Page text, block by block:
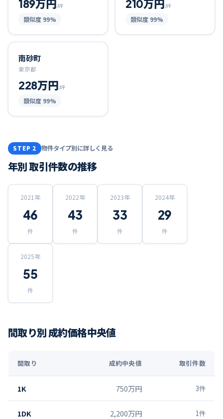
189万円 /坪
類似度 99%
210万円 /坪
類似度 99%
南砂町
東京都
228万円/坪
類似度 99%
STEP 2 物件タイプ別に詳しく見る
年別 取引件数の推移
2021 年
46
件
2022年
43
件
2023年
33
件
2024年
29
件
2025年
55
件
間取り別 成約価格中央値
間取り 成約中央値 取引件数
1K 750万円 3件
1DK 2,200万円 1件